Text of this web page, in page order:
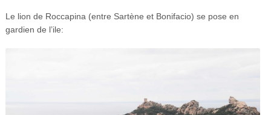
Le lion de Roccapina (entre Sartène et Bonifacio) se pose en
gardien de l’ile: